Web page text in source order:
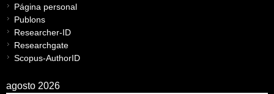
Página personal
Publons
Researcher-ID
Researchgate
Scopus-AuthorID
agosto 2026